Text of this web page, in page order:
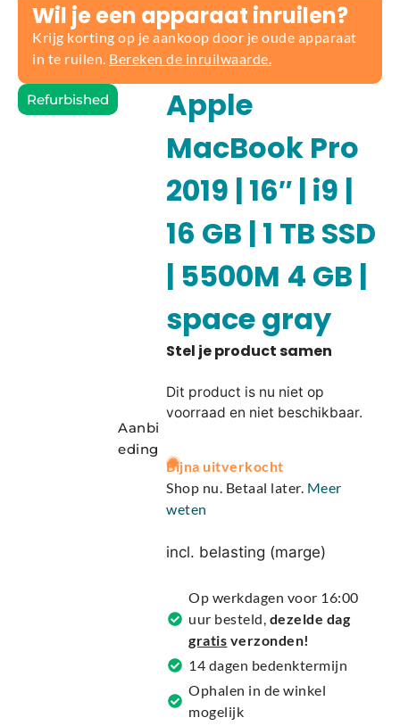
Wil je een apparaat inruilen?
Krijg korting op je aankoop door je oude apparaat
in te ruilen. Bereken de inruilwaarde.
Refurbished
Aanbi
eding
Apple
MacBook Pro
2019 | 16″ | i9 |
16 GB | 1 TB SSD
| 5500M 4 GB |
space gray
Dit product is nu niet op
voorraad en niet beschikbaar.
A
l
t
r
t
v
e
:
Bijna uitverkocht
Shop nu. Betaal later. Meer
weten
incl. belasting (marge)
Op werkdagen voor 16:00
uur besteld, dezelde dag
gratis verzonden!
14 dagen bedenktermijn
Ophalen in de winkel
mogelijk